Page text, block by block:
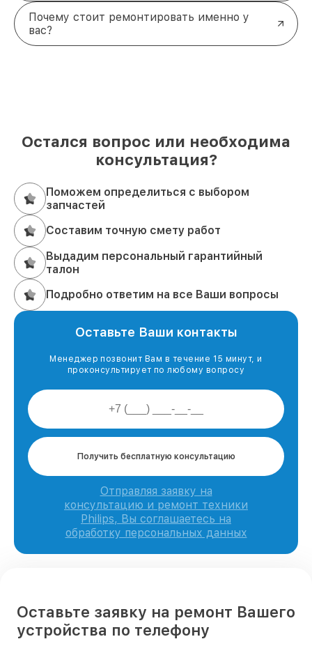
Почему стоит ремонтировать именно у
вас?
Остался вопрос или необходима
консультация?
Поможем определиться с выбором
запчастей
Составим точную смету работ
Выдадим персональный гарантийный
талон
Подробно ответим на все Ваши вопросы
Оставьте Ваши контакты
Менеджер позвонит Вам в течение 15 минут, и
проконсультирует по любому вопросу
Получить бесплатную консультацию
Отправляя заявку на
консультацию и ремонт техники
Philips, Вы соглашаетесь на
обработку персональных данных
Оставьте заявку на ремонт Вашего
устройства по телефону